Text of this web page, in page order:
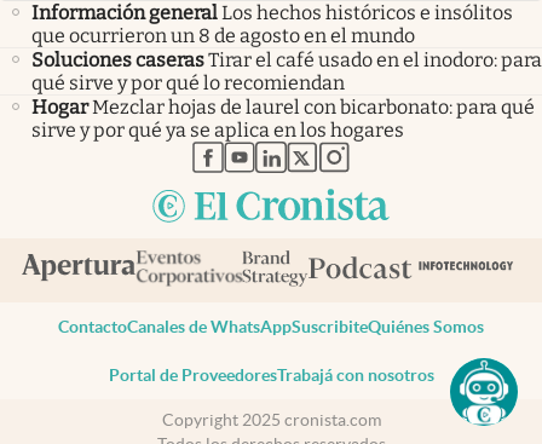
Información generalLos hechos históricos e insólitos
que ocurrieron un 8 de agosto en el mundo
Soluciones caserasTirar el café usado en el inodoro: para
qué sirve y por qué lo recomiendan
HogarMezclar hojas de laurel con bicarbonato: para qué
sirve y por qué ya se aplica en los hogares
abre en nueva pestaña
abre en nueva pestaña
abre en nueva pestaña
abre en nueva pestaña
abre en nueva pestaña
ContactoCanales de WhatsAppSuscribiteQuiénes Somos
Portal de ProveedoresTrabajá con nosotros
Copyright 2025 cronista.com